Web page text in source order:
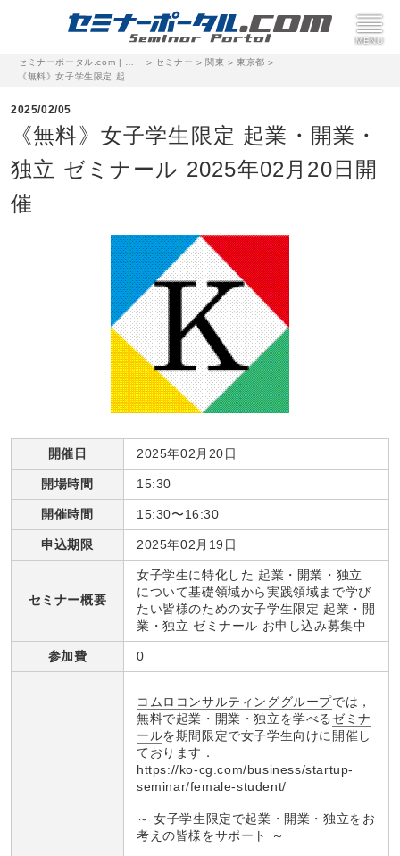
> セミナー > 関東 >東京都 >
2025/02/05
《無料》女子学生限定 起業・開業・
独立 ゼミナール 2025年02月20日開
催
開催日 2025年02月20日
開場時間 15:30
開催時間 15:30〜16:30
申込期限 2025年02月19日
セミナー概要
女子学生に特化した 起業・開業・独立
について基礎領域から実践領域まで学び
たい皆様のための女子学生限定 起業・開
業・独立 ゼミナール お申し込み募集中
参加費 0
コムロコンサルティンググループでは，
無料で起業・開業・独立を学べる ゼミナ
ールを期間限定で女子学生向けに開催し
ております．
https://ko-cg.com/business/startup-
seminar/female-student/
～ 女子学生限定で起業・開業・独立をお
考えの皆様をサポート ～